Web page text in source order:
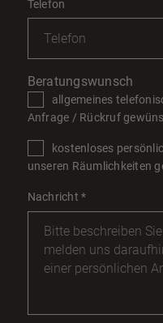
Telefon
Beratungswunsch
allgemeines
Anfrage / Rückruf
kostenloses
unseren Räumlichkeiten
Nachricht*